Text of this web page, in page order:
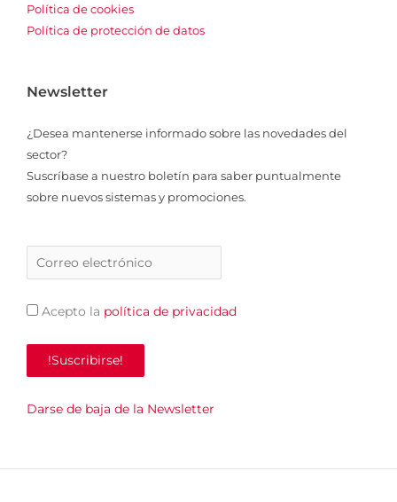
Política de cookies
Política de protección de datos
Newsletter
¿Desea mantenerse informado sobre las novedades del
sector?
Suscríbase a nuestro boletín para saber puntualmente
sobre nuevos sistemas y promociones.
Acepto la política de privacidad
Darse de baja de la Newsletter